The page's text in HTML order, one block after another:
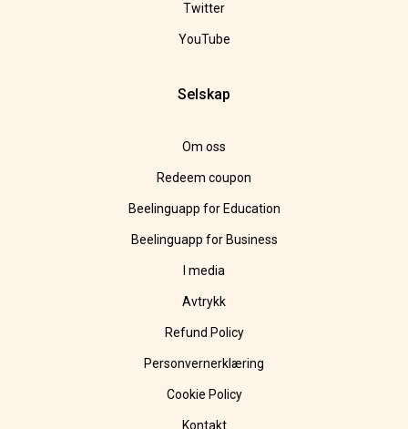
Twitter
YouTube
Selskap
Om oss
Redeem coupon
Beelinguapp for Education
Beelinguapp for Business
I media
Avtrykk
Refund Policy
Personvernerklæring
Cookie Policy
Kontakt